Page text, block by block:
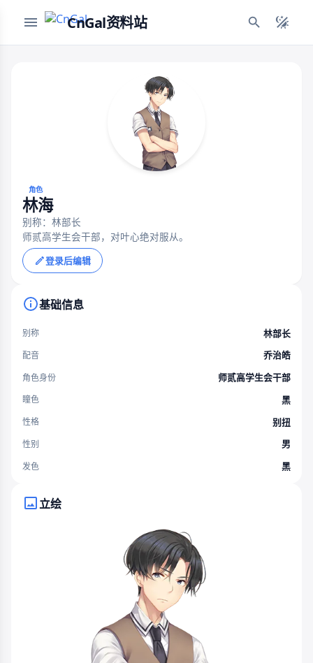
CnGal资料站
角色
林海
别称：林部长
师贰高学生会干部，对叶心绝对服从。
登录后编辑
基础信息
别称 林部长
配音 乔治皓
角色身份 师贰高学生会干部
瞳色 黑
性格 别扭
性别 男
发色 黑
立绘